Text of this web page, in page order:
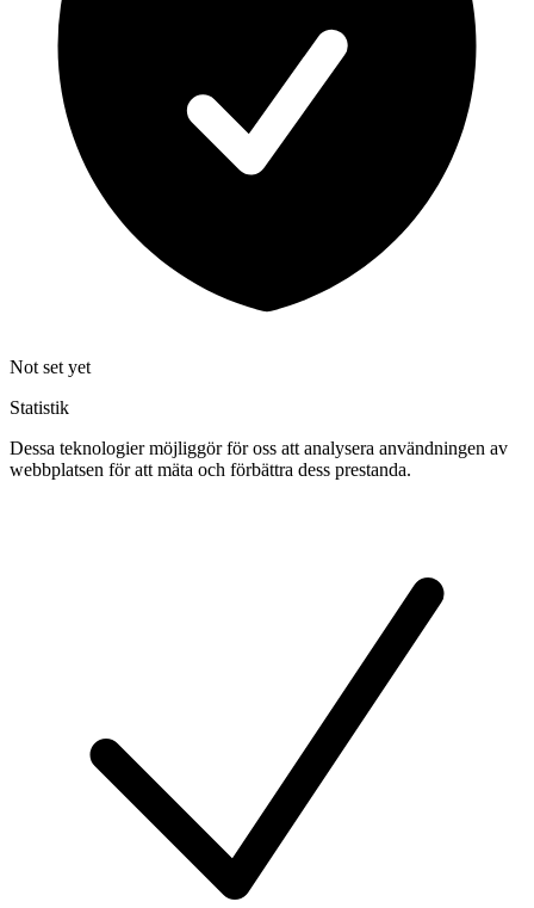
Not set yet
Statistik
Dessa teknologier möjliggör för oss att analysera användningen av
webbplatsen för att mäta och förbättra dess prestanda.